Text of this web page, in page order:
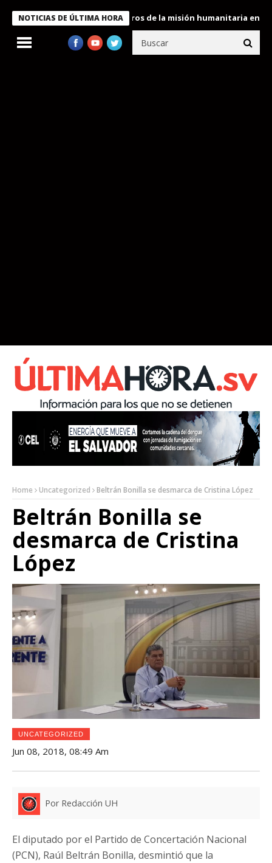
NOTICIAS DE ÚLTIMA HORA
condecora a miembros de la misión humanitaria enviada a
Home Uncategorized Beltrán Bonilla se desmarca de Cristina López
Beltrán Bonilla se
desmarca de Cristina
López
UNCATEGORIZED
Jun 08, 2018, 08:49 Am
Por Redacción UH
El diputado por el Partido de Concertación Nacional
(PCN), Raúl Beltrán Bonilla, desmintió que la